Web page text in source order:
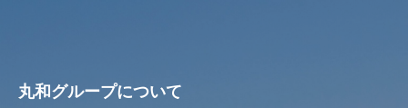
丸和グループについて